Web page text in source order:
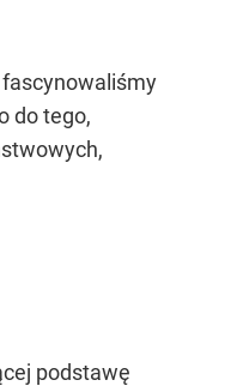
fascynowaliśmy
do tego,
podstawę